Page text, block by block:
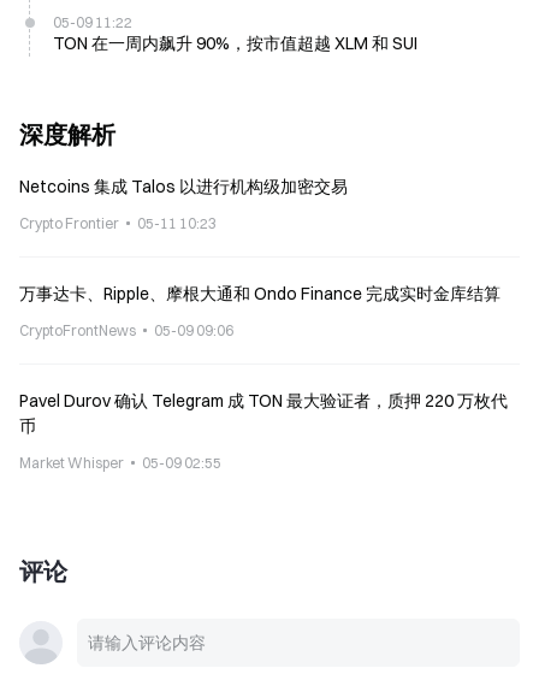
05-09 11:22
TON 在一周内飙升 90%，按市值超越 XLM 和 SUI
深度解析
Netcoins 集成 Talos 以进行机构级加密交易
Crypto Frontier 05-11 10:23
万事达卡、Ripple、摩根大通和 Ondo Finance 完成实时金库结算
CryptoFrontNews 05-09 09:06
Pavel Durov 确认 Telegram 成 TON 最大验证者，质押 220 万枚代
币
Market Whisper 05-09 02:55
评论